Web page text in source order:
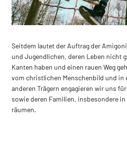
Seitdem lautet der Auftrag der
und Jugen­dlichen, deren Leben nicht
Kanten haben und einen rauen Weg
vom chris­tlichen Menschen­bild und in
anderen Trägern enga­gieren wir uns
sowie deren Fami­lien, insbeson­dere
räumen.